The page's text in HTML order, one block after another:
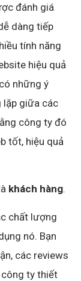
đánh giá
dàng tiếp
tính năng
hiệu quả
những ý
lặp giữa các
công ty đó
tốt, hiệu quả
khách hàng.
chất lượng
nó. Bạn
các reviews
công ty thiết